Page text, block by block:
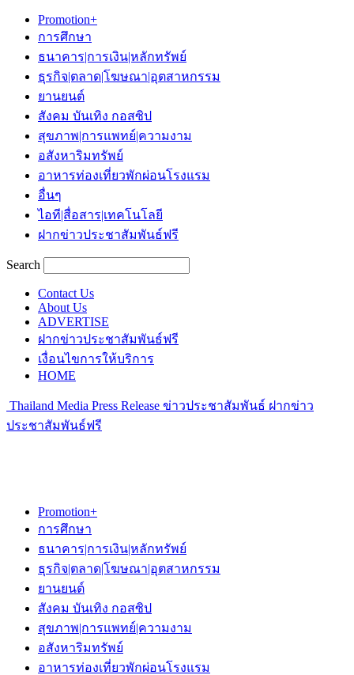
Promotion+
การศึกษา
ธนาคาร|การเงิน|หลักทรัพย์
ธุรกิจ|ตลาด|โฆษณา|อุตสาหกรรม
ยานยนต์
สังคม บันเทิง กอสซิป
สุขภาพ|การแพทย์|ความงาม
อสังหาริมทรัพย์
อาหารท่องเที่ยวพักผ่อนโรงแรม
อื่นๆ
ไอที|สื่อสาร|เทคโนโลยี
ฝากข่าวประชาสัมพันธ์ฟรี
Search
Contact Us
About Us
ADVERTISE
ฝากข่าวประชาสัมพันธ์ฟรี
เงื่อนไขการให้บริการ
HOME
Thailand Media Press Release ข่าวประชาสัมพันธ์ ฝากข่าว
ประชาสัมพันธ์ฟรี
Promotion+
การศึกษา
ธนาคาร|การเงิน|หลักทรัพย์
ธุรกิจ|ตลาด|โฆษณา|อุตสาหกรรม
ยานยนต์
สังคม บันเทิง กอสซิป
สุขภาพ|การแพทย์|ความงาม
อสังหาริมทรัพย์
อาหารท่องเที่ยวพักผ่อนโรงแรม